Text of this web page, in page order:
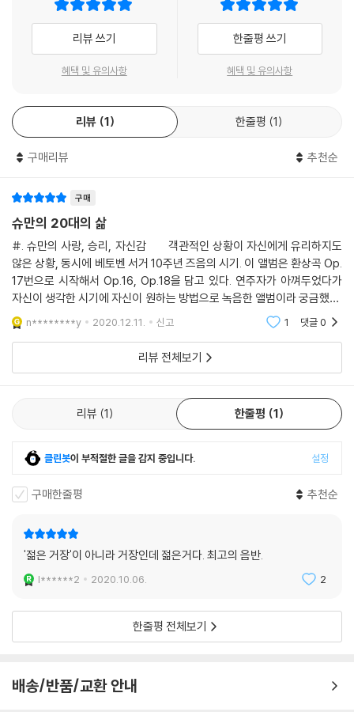
리뷰 쓰기
혜택 및 유의사항
한줄평 쓰기
혜택 및 유의사항
리뷰 1 한줄평 1
구매리뷰 추천순
구매
슈만의 20대의 삶
#. 슈만의 사랑, 승리, 자신감 객관적인 상황이 자신에게 유리하지도
않은 상황, 동시에 베토벤 서거 10주년 즈음의 시기. 이 앨범은 환상곡 Op.
17번으로 시작해서 Op.16, Op.18을 담고 있다. 연주자가 아껴두었다가
자신이 생각한 시기에 자신이 원하는 방법으로 녹음한 앨범이라 궁금했다.
19세기 슈만의 음악이 어떠했을지 혹은 연주자가 생각하는 슈만의 악보는
어떻게 재
n********y 2020.12.11. 신고 1 댓글0
리뷰 전체보기
리뷰 1 한줄평 1
클린봇이 부적절한 글을 감지 중입니다. 설정
구매한줄평 추천순
'젊은 거장'이 아니라 거장인데 젊은거다. 최고의 음반.
l******2 2020.10.06. 2
한줄평 전체보기
배송/반품/교환 안내